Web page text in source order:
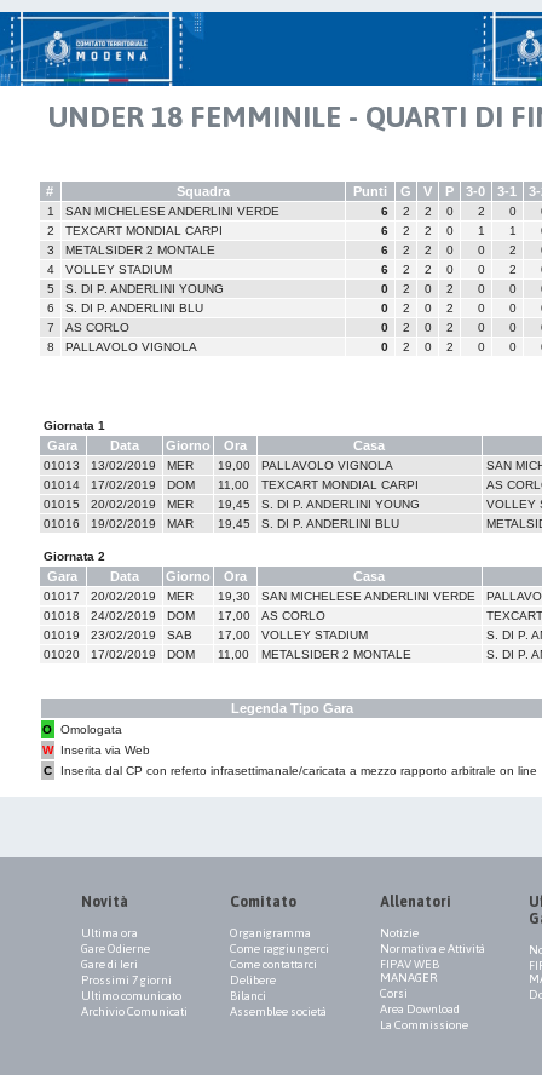
UNDER 18 FEMMINILE - QUARTI DI
# Squadra Punti G V P 3-0 3-1
1 SAN MICHELESE ANDERLINI VERDE 6 2 2 0 2 0
2
TEXCART MONDIAL CARPI 6 2 2 0 1 1
3
METALSIDER 2 MONTALE 6 2 2 0 0 2
4
VOLLEY STADIUM 6 2 2 0 0 2
5
S. DI P. ANDERLINI YOUNG 0 2 0 2 0 0
6
S. DI P. ANDERLINI BLU 0 2 0 2 0 0
7
AS CORLO 0 2 0 2 0 0
8
PALLAVOLO VIGNOLA 0 2 0 2 0 0
Giornata 1
Gara Data Giorno Ora Casa
01013 13/02/2019 MER 19,00 PALLAVOLO VIGNOLA
SAN
01014
17/02/2019 DOM 11,00 TEXCART MONDIAL CARPI
AS
01015
20/02/2019 MER 19,45 S. DI P. ANDERLINI YOUNG
VOLLEY
01016
19/02/2019 MAR 19,45 S. DI P. ANDERLINI BLU
Giornata 2
Gara Data Giorno Ora Casa
01017 20/02/2019 MER 19,30 SAN MICHELESE ANDERLINI VERDE
01018
24/02/2019 DOM 17,00 AS CORLO
01019
23/02/2019 SAB 17,00 VOLLEY STADIUM
S. DI P.
01020
17/02/2019 DOM 11,00 METALSIDER 2 MONTALE S. DI P.
Legenda Tipo Gara
O
Omologata
W
Inserita via Web
C
Inserita dal CP con referto infrasettimanale/caricata a mezzo rapporto arbitrale on line
Novità
Ultima ora
Gare Odierne
Gare di Ieri
Prossimi 7 giorni
Ultimo comunicato
Archivio Comunicati
Comitato
Organigramma
Come raggiungerci
Come contattarci
Delibere
Bilanci
Assemblee società
Allenatori
Notizie
Normativa e Attività
FIPAV WEB
MANAGER
Corsi
Area Download
La Commissione